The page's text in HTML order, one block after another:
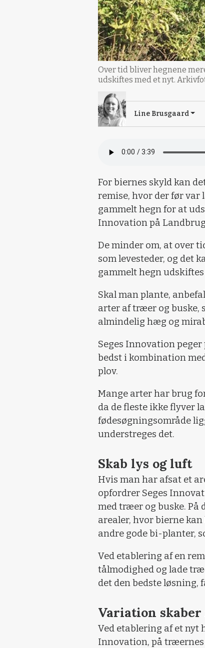
Over tid bliver hegnene
udskiftes med et nyt.
Line Brusgaard
For biernes skyld kan
remise, hvor der før
gammelt hegn for at
Innovation på
De minder om, at over
som levesteder, og det
gammelt hegn udskiftes
Skal man plante,
arter af træer og buske,
almindelig hæg og
Seges Innovation
bedst i kombination
plov.
Mange arter har brug
da de fleste ikke flyver
fødesøgningsområde
understreges det.
Skab lys og luft
Hvis man har afsat et
opfordrer Seges
med træer og buske. På
arealer, hvor bierne
andre gode bi-planter,
Ved etablering af en
tålmodighed og lade
det den bedste løsning,
Variation
Ved etablering af et nyt
Innovation, på træernes